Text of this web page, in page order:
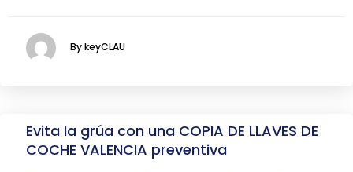
By keyCLAU
Evita la grúa con una COPIA DE LLAVES DE
COCHE VALENCIA preventiva